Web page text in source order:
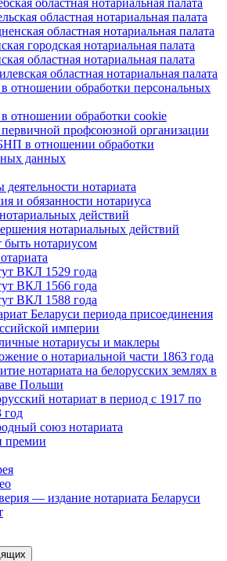
областная нотариальная палата
областная нотариальная палата
областная нотариальная палата
городская нотариальная палата
областная нотариальная палата
областная нотариальная палата
отношении обработки персональных
отношении обработки cookie
профсоюзной организации
в отношении обработки
данных
нотариата
и обязанности нотариуса
действий
нотариальных действий
быть нотариусом
ВКЛ 1529 года
ВКЛ 1566 года
ВКЛ 1588 года
Беларуси периода присоединения
империи
нотариусы и маклеры
о нотариальной части 1863 года
нотариата на белорусских землях в
Польши
нотариат в период с 1917 по
год
союз нотариата
премии
— издание нотариата Беларуси